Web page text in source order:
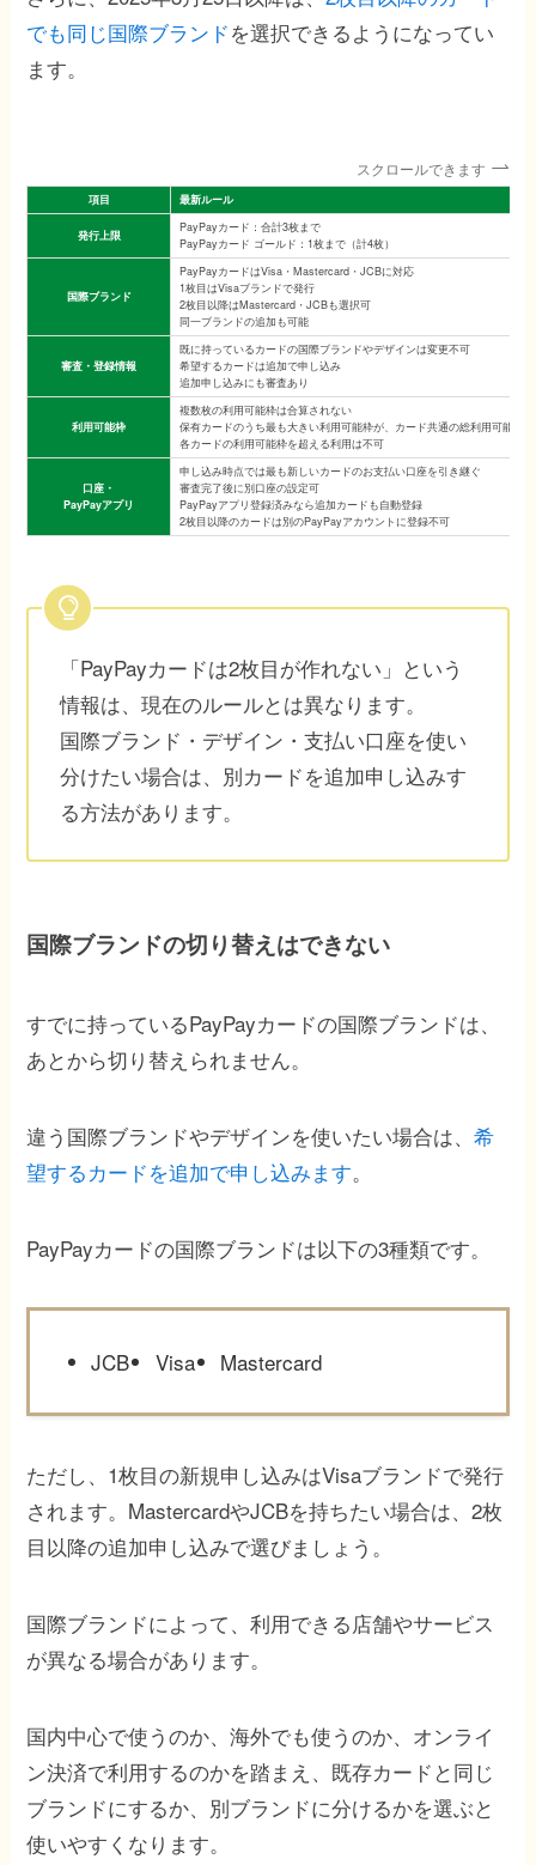
でも同じ国際ブランドを選択できるようになってい
ます。
スクロールできます
項目 最新ルール
発行上限
PayPayカード：合計3枚まで
PayPayカード ゴールド：1枚まで（計4枚）
国際ブランド
PayPayカードはVisa・Mastercard・JCBに対応
1枚目はVisaブランドで発行
2枚目以降はMastercard・JCBも選択可
同一ブランドの追加も可能
審査・登録情報
既に持っているカードの国際ブランドやデザインは変更不可
希望するカードは追加で申し込み
追加申し込みにも審査あり
利用可能枠
複数枚の利用可能枠は合算されない
保有カードのうち最も大きい利用可能枠が、カード共通の総利用可能枠
各カードの利用可能枠を超える利用は不可
口座 ・
PayPayアプリ
申し込み時点では最も新しいカードのお支払い口座を引き継ぐ
審査完了後に別口座の設定可
PayPayアプリ登録済みなら追加カードも自動登録
2枚目以降のカードは別のPayPayアカウントに登録不可
「PayPayカードは2枚目が作れない」という
情報は、現在のルールとは異なります。
国際ブランド・デザイン・支払い口座を使い
分けたい場合は、別カードを追加申し込みす
る方法があります。
国際ブランドの切り替えはできない
すでに持っているPayPayカードの国際ブランドは、
あとから切り替えられません。
違う国際ブランドやデザインを使いたい場合は、希
望するカードを追加で申し込みます。
PayPayカードの国際ブランドは以下の3種類です。
JCB Visa Mastercard
ただし、1枚目の新規申し込みはVisaブランドで発行
されます。MastercardやJCBを持ちたい場合は、2枚
目以降の追加申し込みで選びましょう。
国際ブランドによって、利用できる店舗やサービス
が異なる場合があります。
国内中心で使うのか、海外でも使うのか、オンライ
ン決済で利用するのかを踏まえ、既存カードと同じ
ブランドにするか、別ブランドに分けるかを選ぶと
使いやすくなります。